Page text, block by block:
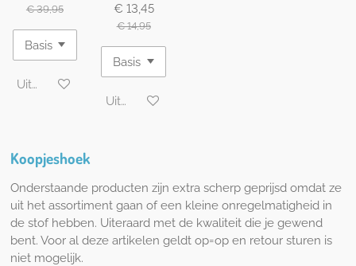
€ 39,95
Uitgeschakeld
€ 13,45
€ 14,95
Uitgeschakeld
Koopjeshoek
Onderstaande producten zijn extra scherp geprijsd omdat ze
uit het assortiment gaan of een kleine onregelmatigheid in
de stof hebben. Uiteraard met de kwaliteit die je gewend
bent. Voor al deze artikelen geldt op=op en retour sturen is
niet mogelijk.